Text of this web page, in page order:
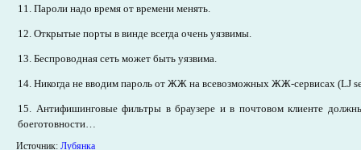
11. Пароли надо время от времени менять.
12. Открытые порты в винде всегда очень уязвимы.
13. Беспроводная сеть может быть уязвима.
14. Никогда не вводим пароль от ЖЖ на всевозможных ЖЖ-сервисах (LJ
15. Антифишинговые фильтры в браузере и в почтовом клиенте
боеготовности…
Источник: Лубянка